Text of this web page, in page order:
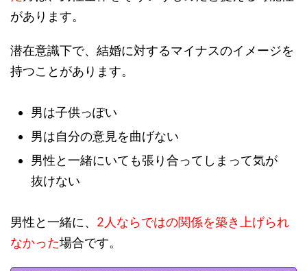
があります。
潜在意識下で、結婚に対するマイナスのイメージを
持つことがあります。
男は子供っぽい
男は自分の意見を曲げない
男性と一緒にいても張り合ってしまって気が
抜けない
男性と一緒に、 2人ならではの関係を築き上げられ
なかった場合です。